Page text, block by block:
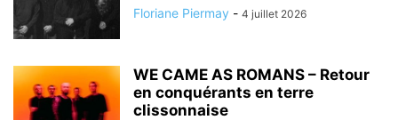
Floriane Piermay - 4 juillet 2026
WE CAME AS ROMANS – Retour
en conquérants en terre
clissonnaise